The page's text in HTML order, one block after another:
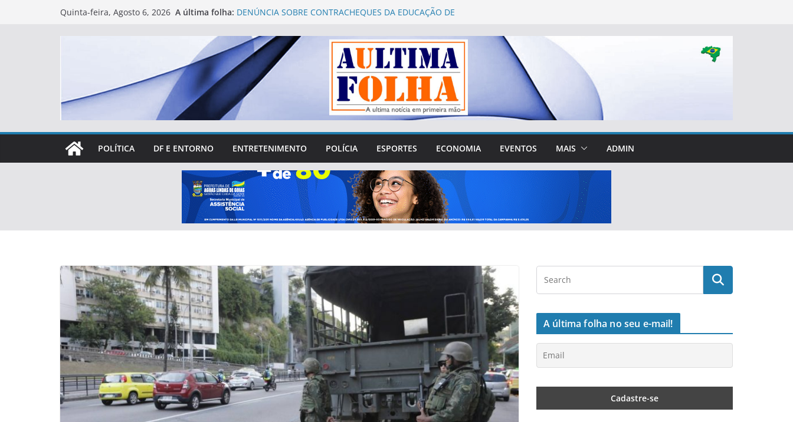
Quinta-feira, Agosto 6, 2026 A última folha: DENÚNCIA SOBRE CONTRACHEQUES DA EDUCAÇÃO DE
Eleições 2026: Águas Lindas abre 752 vagas para
treinamento presencial de mesários
Primeiro Fórum Municipal de Educação de Águas Lindas
levanta questionamentos sobre gastos, transparência e
participação da sociedade
Rotary de Águas Lindas tenta sair da crise e recuperar
espaço perdido na cidade
Lucas Vergílio reúne lideranças de Águas Lindas e destaca
mais de R$ 4 milhões destinados ao município
POLÍTICA
DF E ENTORNO ENTRETENIMENTO POLÍCIA ESPORTES ECONOMIA EVENTOS MAIS ADMIN
A última folha no seu e-mail!